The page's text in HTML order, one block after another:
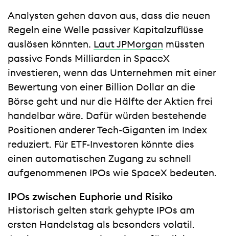
Analysten gehen davon aus, dass die neuen
Regeln eine Welle passiver Kapitalzuflüsse
auslösen könnten. Laut JPMorgan müssten
passive Fonds Milliarden in SpaceX
investieren, wenn das Unternehmen mit einer
Bewertung von einer Billion Dollar an die
Börse geht und nur die Hälfte der Aktien frei
handelbar wäre. Dafür würden bestehende
Positionen anderer Tech-Giganten im Index
reduziert. Für ETF-Investoren könnte dies
einen automatischen Zugang zu schnell
aufgenommenen IPOs wie SpaceX bedeuten.
IPOs zwischen Euphorie und Risiko
Historisch gelten stark gehypte IPOs am
ersten Handelstag als besonders volatil.